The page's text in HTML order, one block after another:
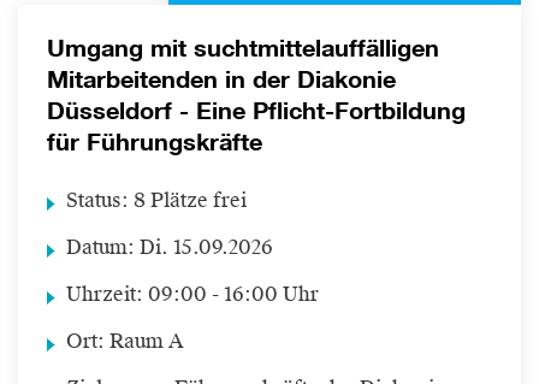
Umgang mit suchtmittelauffälligen
Mitarbeitenden in der Diakonie
Düsseldorf - Eine Pflicht-Fortbildung
für Führungskräfte
Status: 8 Plätze frei
Datum: Di. 15.09.2026
Uhrzeit: 09:00 - 16:00 Uhr
Ort: Raum A